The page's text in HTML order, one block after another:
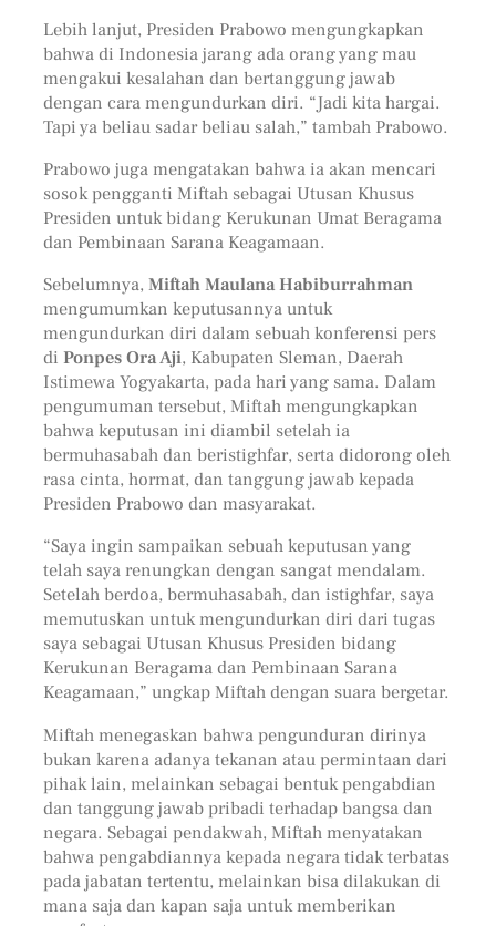
Lebih lanjut, Presiden Prabowo mengungkapkan
bahwa di Indonesia jarang ada orang yang mau
mengakui kesalahan dan bertanggung jawab
dengan cara mengundurkan diri. “Jadi kita hargai.
Tapi ya beliau sadar beliau salah,” tambah Prabowo.
Prabowo juga mengatakan bahwa ia akan mencari
sosok pengganti Miftah sebagai Utusan Khusus
Presiden untuk bidang Kerukunan Umat Beragama
dan Pembinaan Sarana Keagamaan.
Sebelumnya, Miftah Maulana Habiburrahman
mengumumkan keputusannya untuk
mengundurkan diri dalam sebuah konferensi pers
di Ponpes Ora Aji, Kabupaten Sleman, Daerah
Istimewa Yogyakarta, pada hari yang sama. Dalam
pengumuman tersebut, Miftah mengungkapkan
bahwa keputusan ini diambil setelah ia
bermuhasabah dan beristighfar, serta didorong oleh
rasa cinta, hormat, dan tanggung jawab kepada
Presiden Prabowo dan masyarakat.
“Saya ingin sampaikan sebuah keputusan yang
telah saya renungkan dengan sangat mendalam.
Setelah berdoa, bermuhasabah, dan istighfar, saya
memutuskan untuk mengundurkan diri dari tugas
saya sebagai Utusan Khusus Presiden bidang
Kerukunan Beragama dan Pembinaan Sarana
Keagamaan,” ungkap Miftah dengan suara bergetar.
Miftah menegaskan bahwa pengunduran dirinya
bukan karena adanya tekanan atau permintaan dari
pihak lain, melainkan sebagai bentuk pengabdian
dan tanggung jawab pribadi terhadap bangsa dan
negara. Sebagai pendakwah, Miftah menyatakan
bahwa pengabdiannya kepada negara tidak terbatas
pada jabatan tertentu, melainkan bisa dilakukan di
mana saja dan kapan saja untuk memberikan